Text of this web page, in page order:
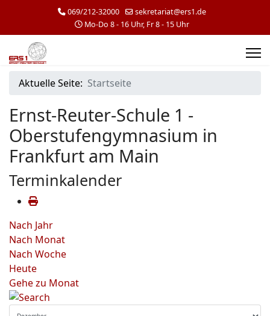
069/212-32000
sekretariat@ers1.de
Mo-Do 8 - 16 Uhr, Fr 8 - 15 Uhr
Aktuelle Seite: Startseite
Ernst-Reuter-Schule 1 -
Oberstufengymnasium in
Frankfurt am Main
Terminkalender
Nach Jahr
Nach Monat
Nach Woche
Heute
Gehe zu Monat